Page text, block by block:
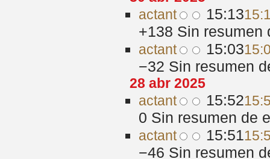
actant 15:13
+138 Sin resumen
actant 15:03
−32 Sin resumen
28 abr 2025
actant 15:52
0 Sin resumen de
actant 15:51
−46 Sin resumen